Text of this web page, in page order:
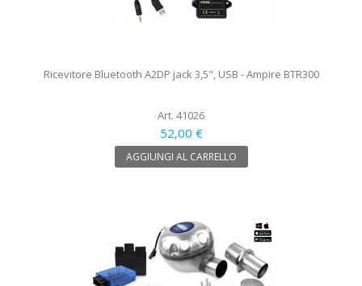
Ricevitore Bluetooth A2DP jack 3,5", USB - Ampire BTR300
Art. 41026
52,00 €
AGGIUNGI AL CARRELLO